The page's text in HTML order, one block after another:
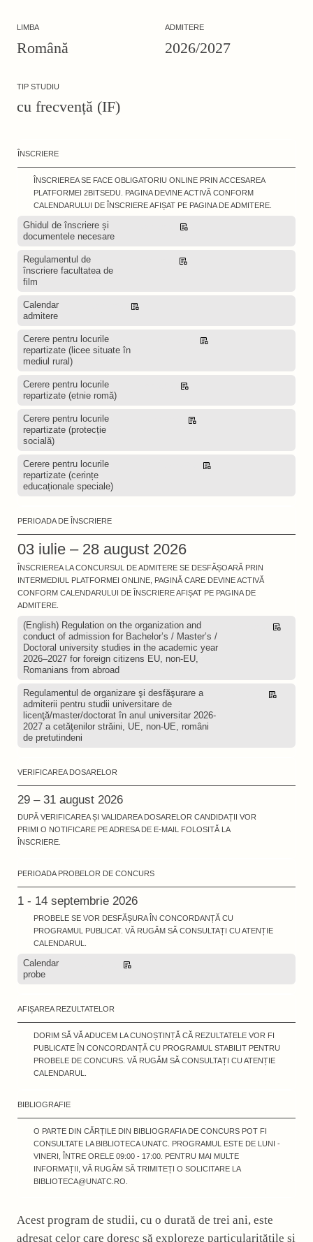
LIMBA
Română
ADMITERE
2026/2027
TIP STUDIU
cu frecvență (IF)
ÎNSCRIERE
ÎNSCRIEREA SE FACE OBLIGATORIU ONLINE PRIN ACCESAREA
PLATFORMEI 2BITSEDU. PAGINA DEVINE ACTIVĂ CONFORM
CALENDARULUI DE ÎNSCRIERE AFIȘAT PE PAGINA DE ADMITERE.
Ghidul de înscriere și
documentele necesare
Regulamentul de
înscriere facultatea de
film
Calendar
admitere
Cerere pentru locurile
repartizate (licee situate în
mediul rural)
Cerere pentru locurile
repartizate (etnie romă)
Cerere pentru locurile
repartizate (protecție
socială)
Cerere pentru locurile
repartizate (cerințe
educaționale speciale)
PERIOADA DE ÎNSCRIERE
03 iulie – 28 august 2026
ÎNSCRIEREA LA CONCURSUL DE ADMITERE SE DESFĂȘOARĂ PRIN
INTERMEDIUL PLATFORMEI ONLINE, PAGINĂ CARE DEVINE ACTIVĂ
CONFORM CALENDARULUI DE ÎNSCRIERE AFIȘAT PE PAGINA DE
ADMITERE.
(English) Regulation on the organization and
conduct of admission for Bachelor’s / Master’s /
Doctoral university studies in the academic year
2026–2027 for foreign citizens EU, non-EU,
Romanians from abroad
Regulamentul de organizare şi desfăşurare a
admiterii pentru studii universitare de
licenţă/master/doctorat în anul universitar 2026-
2027 a cetăţenilor străini, UE, non-UE, români
de pretutindeni
VERIFICAREA DOSARELOR
29 – 31 august 2026
DUPĂ VERIFICAREA ȘI VALIDAREA DOSARELOR CANDIDAȚII VOR
PRIMI O NOTIFICARE PE ADRESA DE E-MAIL FOLOSITĂ LA
ÎNSCRIERE.
PERIOADA PROBELOR DE CONCURS
1 - 14 septembrie 2026
PROBELE SE VOR DESFĂȘURA ÎN CONCORDANȚĂ CU
PROGRAMUL PUBLICAT. VĂ RUGĂM SĂ CONSULTAȚI CU ATENȚIE
CALENDARUL.
Calendar
probe
AFIȘAREA REZULTATELOR
DORIM SĂ VĂ ADUCEM LA CUNOȘTINȚĂ CĂ REZULTATELE VOR FI
PUBLICATE ÎN CONCORDANȚĂ CU PROGRAMUL STABILIT PENTRU
PROBELE DE CONCURS. VĂ RUGĂM SĂ CONSULTAȚI CU ATENȚIE
CALENDARUL.
BIBLIOGRAFIE
O PARTE DIN CĂRȚILE DIN BIBLIOGRAFIA DE CONCURS POT FI
CONSULTATE LA BIBLIOTECA UNATC. PROGRAMUL ESTE DE LUNI -
VINERI, ÎNTRE ORELE 09:00 - 17:00. PENTRU MAI MULTE
INFORMAȚII, VĂ RUGĂM SĂ TRIMITEȚI O SOLICITARE LA
BIBLIOTECA@UNATC.RO.
Acest program de studii, cu o durată de trei ani, este
adresat celor care doresc să exploreze particularităţile și